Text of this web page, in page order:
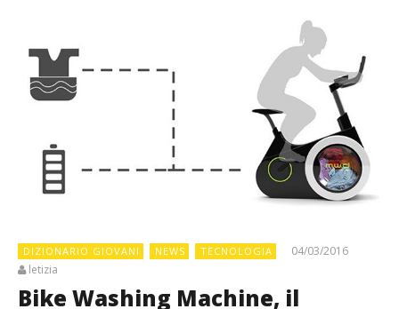
DIZIONARIO GIOVANI NEWS TECNOLOGIA
04/03/2016
letizia
Bike Washing Machine, il